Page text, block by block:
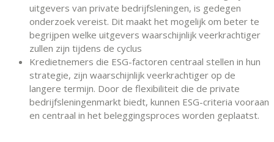
uitgevers van private bedrijfsleningen, is gedegen
onderzoek vereist. Dit maakt het mogelijk om beter te
begrijpen welke uitgevers waarschijnlijk veerkrachtiger
zullen zijn tijdens de cyclus
Kredietnemers die ESG-factoren centraal stellen in hun
strategie, zijn waarschijnlijk veerkrachtiger op de
langere termijn. Door de flexibiliteit die de private
bedrijfsleningenmarkt biedt, kunnen ESG-criteria vooraan
en centraal in het beleggingsproces worden geplaatst.